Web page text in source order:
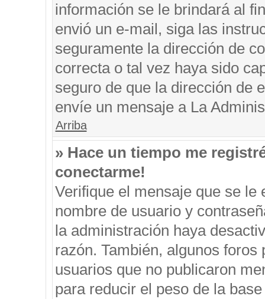
información se le brindará al
envió un e-mail, siga las
seguramente la dirección de
correcta o tal vez haya sido
seguro de que la dirección de
envíe un mensaje a La
Arriba
» Hace un tiempo me
conectarme!
Verifique el mensaje que se
nombre de usuario y
la administración haya
razón. También, algunos
usuarios que no publicaron
para reducir el peso de la